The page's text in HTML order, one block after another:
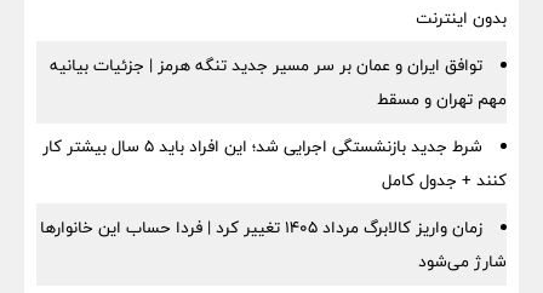
بدون اینترنت
توافق ایران و عمان بر سر مسیر جدید تنگه هرمز | جزئیات بیانیه
مهم تهران و مسقط
شرط جدید بازنشستگی اجرایی شد؛ این افراد باید ۵ سال بیشتر کار
کنند + جدول کامل
زمان واریز کالابرگ مرداد ۱۴۰۵ تغییر کرد | فردا حساب این خانوارها
شارژ می‌شود